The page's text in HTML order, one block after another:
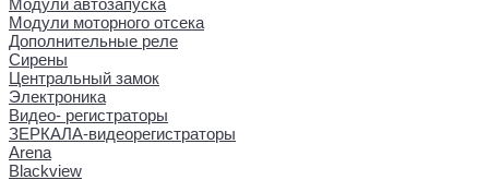
Модули моторного отсека
Дополнительные реле
Сирены
Центральный замок
Электроника
Видео- регистраторы
ЗЕРКАЛА-видеорегистраторы
Arena
Blackview